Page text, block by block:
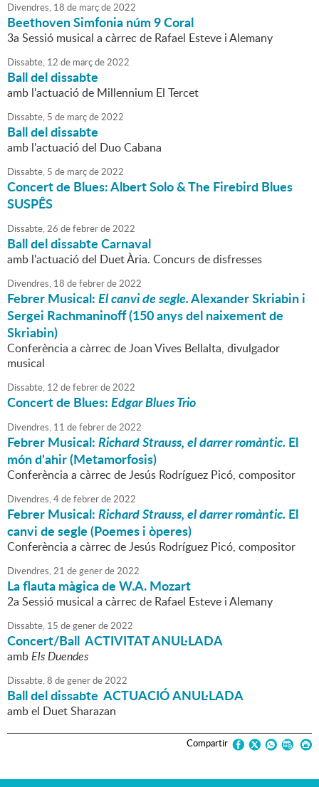
Divendres, 18 de marçde2022
Beethoven Simfonia núm 9 Coral
3a Sessió musical a càrrec de Rafael Esteve i Alemany
Dissabte, 12 de marçde2022
Ball del dissabte
amb l'actuació de Millennium El Tercet
Dissabte, 5 de marçde2022
Ball del dissabte
amb l'actuació del Duo Cabana
Dissabte, 5 de marçde2022
Concert de Blues: Albert Solo & The Firebird Blues
SUSPÊS
Dissabte,26 defebrerde2022
Ball del dissabte Carnaval
amb l'actuació del Duet Ària. Concurs de disfresses
Divendres, 18 defebrerde2022
Febrer Musical:El canvi de segle.Alexander Skriabin i
Sergei Rachmaninoff (150 anys del naixement de
Skriabin)
Conferència a càrrec de Joan Vives Bellalta, divulgador
musical
Dissabte, 12 defebrerde2022
Concert de Blues:Edgar Blues Trio
Divendres, 11 defebrerde2022
Febrer Musical:Richard Strauss, el darrer romàntic. El
món d'ahir (Metamorfosis)
Conferència a càrrec de Jesús Rodríguez Picó, compositor
Divendres,4defebrerde2022
Febrer Musical:Richard Strauss, el darrer romàntic. El
canvi de segle (Poemes i òperes)
Conferència a càrrec de Jesús Rodríguez Picó, compositor
Divendres,21 degenerde2022
La flauta màgica de W.A. Mozart
2a Sessió musical a càrrec de Rafael Esteve i Alemany
Dissabte, 15 degenerde2022
Concert/Ball ACTIVITAT ANUL·LADA
ambEls Duendes
Dissabte,8 degenerde2022
Ball del dissabte ACTUACIÓ ANUL·LADA
amb el Duet Sharazan
Compartir